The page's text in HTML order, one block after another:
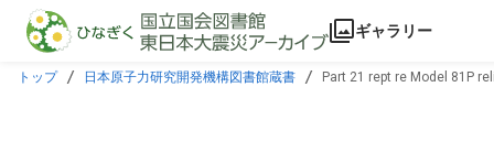
本文に飛ぶ
ギャラリー
トップ 日本原子力研究開発機構図書館蔵書
Part 21 rept re Model 81P